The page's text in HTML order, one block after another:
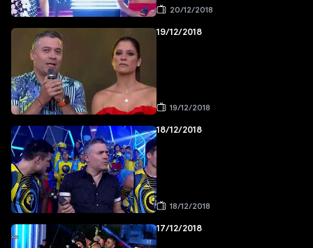
20/12/2018
19/12/2018
19/12/2018
18/12/2018
18/12/2018
17/12/2018